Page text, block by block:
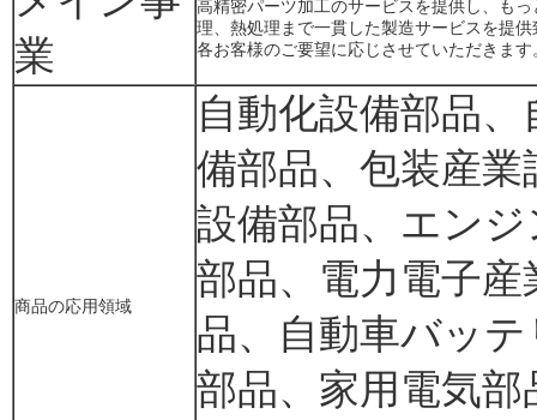
業
高精密パーツ加工のサービスを提供し、も
理、熱処理まで一貫した製造サービスを提
各お客様のご要望に応じさせていただきます
商品の応用領域
自動化設備部品
備部品、包装産
設備部品、エン
部品、電力電子
品、自動車バッ
部品、家用電気